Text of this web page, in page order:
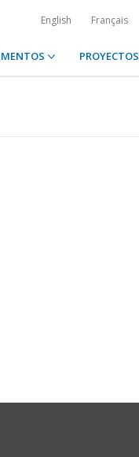
English Français
PROYECTOS